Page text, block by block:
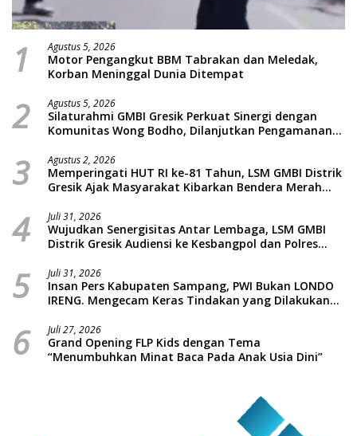
1 Agustus 5, 2026
Motor Pengangkut BBM Tabrakan dan Meledak,
Korban Meninggal Dunia Ditempat
2 Agustus 5, 2026
Silaturahmi GMBI Gresik Perkuat Sinergi dengan
Komunitas Wong Bodho, Dilanjutkan Pengamanan
Massal dan Santunan Anak Yatim
3 Agustus 2, 2026
Memperingati HUT RI ke-81 Tahun, LSM GMBI Distrik
Gresik Ajak Masyarakat Kibarkan Bendera Merah
4 Juli 31, 2026
Wujudkan Senergisitas Antar Lembaga, LSM GMBI
Distrik Gresik Audiensi ke Kesbangpol dan Polres
Piatu
5 Juli 31, 2026
Insan Pers Kabupaten Sampang, PWI Bukan LONDO
IRENG. Mengecam Keras Tindakan yang Dilakukan
6 Juli 27, 2026
Grand Opening FLP Kids dengan Tema
“Menumbuhkan Minat Baca Pada Anak Usia Dini”